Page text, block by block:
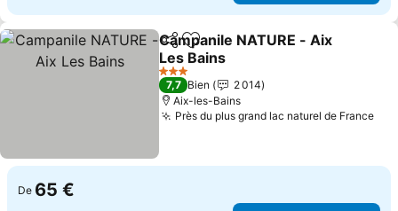
PartagerAjouter à mes favoris
Campanile NATURE - Aix
Les Bains
3 Étoiles
7,7 Bien
2 014
Aix-les-Bains
Près du plus grand lac naturel de France
De 65 €